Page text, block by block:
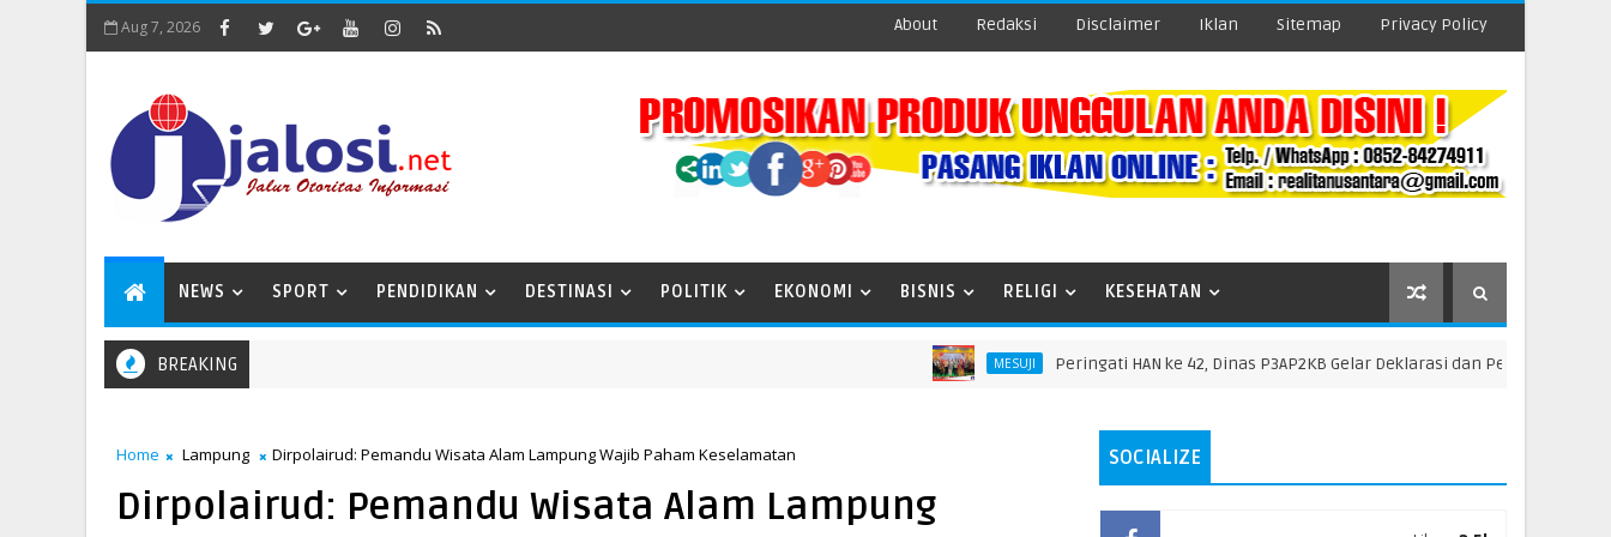
Aug 7, 2026 About Redaksi Disclaimer Iklan Sitemap Privacy Policy
NEWS SPORT PENDIDIKAN DESTINASI POLITIK EKONOMI BISNIS RELIGI KESEHATAN
BREAKING MESUJI Peringati HAN ke 42, Dinas P3AP2KB Gelar Deklarasi dan Pengukuhan FAD dan
Home Lampung Dirpolairud: Pemandu Wisata Alam Lampung Wajib Paham Keselamatan
Dirpolairud: Pemandu Wisata Alam Lampung
SOCIALIZE